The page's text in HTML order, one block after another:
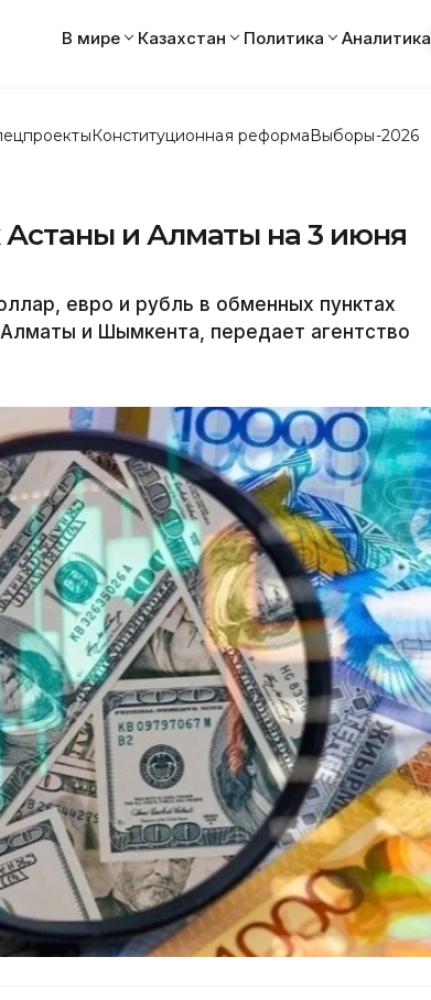
В мире Казахстан Политика Аналитика
Конституционная реформаВыборы-2026
и Алматы на 3 июня
евро и рубль в обменных пунктах
и Шымкента, передает агентство